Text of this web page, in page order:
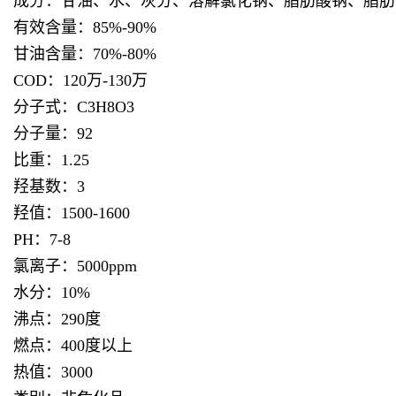
有效含量：85%-90%
甘油含量：70%-80%
COD：120万-130万
分子式：C3H8O3
分子量：92
比重：1.25
羟基数：3
羟值：1500-1600
PH：7-8
氯离子：5000ppm
水分：10%
沸点：290度
燃点：400度以上
热值：3000